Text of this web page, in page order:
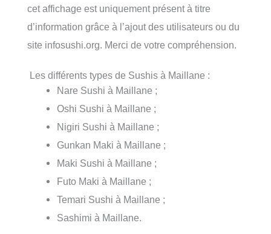
cet affichage est uniquement présent à titre
d’information grâce à l’ajout des utilisateurs ou du
site infosushi.org. Merci de votre compréhension.
Les différents types de Sushis à Maillane :
Nare Sushi à Maillane ;
Oshi Sushi à Maillane ;
Nigiri Sushi à Maillane ;
Gunkan Maki à Maillane ;
Maki Sushi à Maillane ;
Futo Maki à Maillane ;
Temari Sushi à Maillane ;
Sashimi à Maillane.